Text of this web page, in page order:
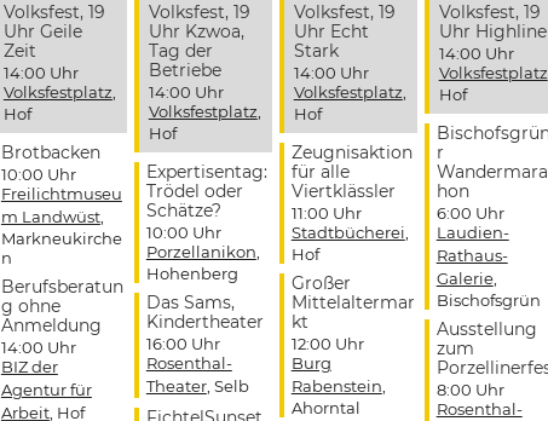
Volksfest, 19
Uhr Geile
Zeit
14:00 Uhr
Volksfestplatz,
Hof
Brotbacken
10:00 Uhr
Freilichtmuseu
m Landwüst,
Markneukirche
n
Berufsberatun
g ohne
Anmeldung
14:00 Uhr
BIZ der
Agentur für
Arbeit, Hof
Volksfest, 19
Uhr Kzwoa,
Tag der
Betriebe
14:00 Uhr
Volksfestplatz,
Hof
Expertisentag:
Trödel oder
Schätze?
10:00 Uhr
Porzellanikon,
Hohenberg
Das Sams,
Kindertheater
16:00 Uhr
Rosenthal-
Theater, Selb
Volksfest, 19
Uhr Echt
Stark
14:00 Uhr
Volksfestplatz,
Hof
Zeugnisaktion
für alle
Viertklässler
11:00 Uhr
Stadtbücherei,
Hof
Großer
Mittelaltermar
kt
12:00 Uhr
Burg
Rabenstein,
Ahorntal
Volksfest, 19
Uhr Highline
14:00 Uhr
Volksfestplatz
Hof
r
hon
6:00 Uhr
Laudien-
Rathaus-
Galerie,
Bischofsgrün
Ausstellung
zum
8:00 Uhr
Rosenthal-